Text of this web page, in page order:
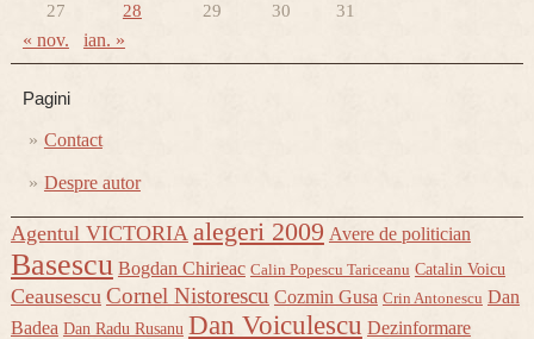
27
28 29 30 31
« nov. ian. »
Pagini
Contact
Despre autor
Agentul VICTORIA alegeri 2009 Avere de politician
Basescu Bogdan Chirieac Calin Popescu Tariceanu Catalin Voicu
Ceausescu Cornel Nistorescu Cozmin Gusa Crin Antonescu Dan
Badea Dan Radu Rusanu Dan Voiculescu Dezinformare